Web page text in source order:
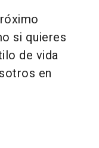
si quieres
de vida
en